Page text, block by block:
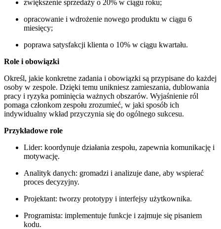
zwiększenie sprzedaży o 20% w ciągu roku;
opracowanie i wdrożenie nowego produktu w ciągu 6
miesięcy;
poprawa satysfakcji klienta o 10% w ciągu kwartału.
Role i obowiązki
Określ, jakie konkretne zadania i obowiązki są przypisane do każdej
osoby w zespole. Dzięki temu unikniesz zamieszania, dublowania
pracy i ryzyka pominięcia ważnych obszarów. Wyjaśnienie ról
pomaga członkom zespołu zrozumieć, w jaki sposób ich
indywidualny wkład przyczynia się do ogólnego sukcesu.
Przykładowe role
Lider: koordynuje działania zespołu, zapewnia komunikację i
motywację.
Analityk danych: gromadzi i analizuje dane, aby wspierać
proces decyzyjny.
Projektant: tworzy prototypy i interfejsy użytkownika.
Programista: implementuje funkcje i zajmuje się pisaniem
kodu.